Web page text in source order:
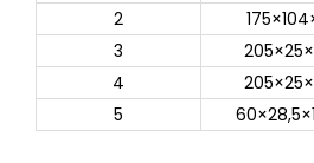
2
3
4
5